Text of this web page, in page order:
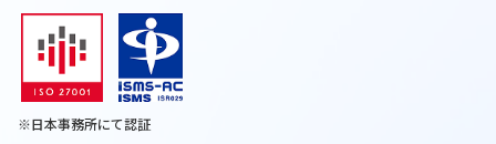
※日本事務所にて認証